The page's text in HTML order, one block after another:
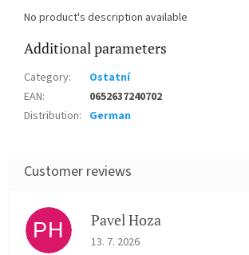
No product's description available
Additional parameters
Category:
Ostatní
EAN:
0652637240702
Distribution: German
PH Pavel Hoza
The store rating is 5 out of 5 stars.
13. 7. 2026